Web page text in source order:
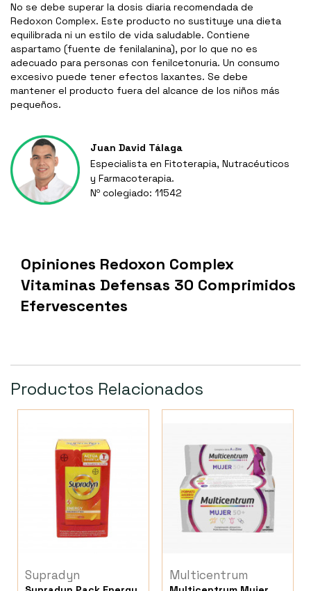
No se debe superar la dosis diaria recomendada de
Redoxon Complex. Este producto no sustituye una dieta
equilibrada ni un estilo de vida saludable. Contiene
aspartamo (fuente de fenilalanina), por lo que no es
adecuado para personas con fenilcetonuria. Un consumo
excesivo puede tener efectos laxantes. Se debe
mantener el producto fuera del alcance de los niños más
pequeños.
Juan David Tálaga
Especialista en Fitoterapia, Nutracéuticos
y Farmacoterapia.
Nº colegiado: 11542
Opiniones Redoxon Complex
Vitaminas Defensas 30 Comprimidos
Efervescentes
Productos Relacionados
Supradyn Multicentrum